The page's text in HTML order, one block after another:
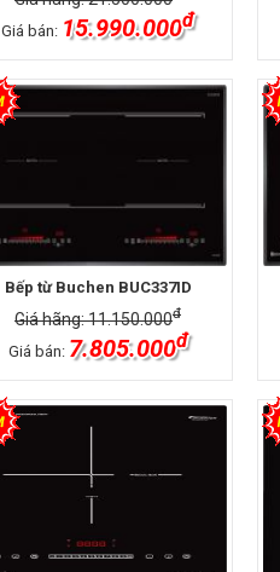
Giá bán: 15.990.000đ
Bếp từ Buchen BUC337ID
Giá hãng: 11.150.000đ
Giá bán: 7.805.000đ